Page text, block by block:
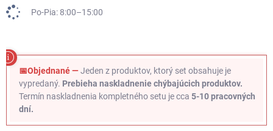
Po-Pia: 8:00–15:00
📅Objednané —Jeden z produktov, ktorý set obsahuje je
vypredaný. Prebieha naskladnenie chýbajúcich produktov.
Termín naskladnenia kompletného setu je cca 5-10 pracovných
dní.